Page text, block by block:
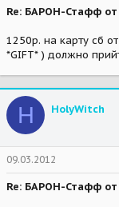
Re: БАРОН-Стафф от
1250р. на карту сб
*GIFT* ) должно
H HolyWitch
09.03.2012
Re: БАРОН-Стафф от